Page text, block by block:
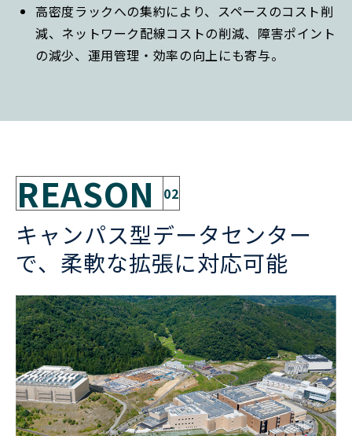
高密度ラックへの集約により、スペースのコスト削
減、ネットワーク配線コストの削減、障害ポイント
の減少、運用管理・効率の向上にも寄与。
REASON 02
キャンパス型データセンター
で、柔軟な拡張に対応可能